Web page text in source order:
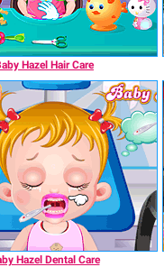
Hazel Hair Care
Hazel Dental Care